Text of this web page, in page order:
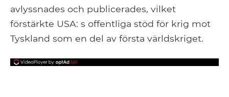
avlyssnades och publicerades, vilket
förstärkte USA: s offentliga stöd för krig mot
Tyskland som en del av första världskriget.